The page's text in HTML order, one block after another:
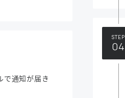
で通知が届き
STEP